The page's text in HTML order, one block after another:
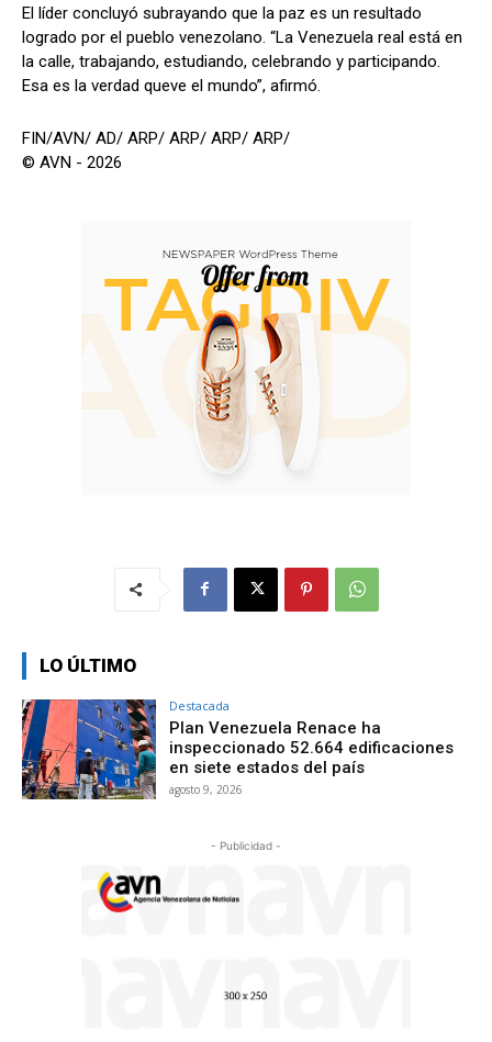
El líder concluyó subrayando que la paz es un resultado
logrado por el pueblo venezolano. “La Venezuela real está en
la calle, trabajando, estudiando, celebrando y participando.
Esa es la verdad queve el mundo”, afirmó.
FIN/AVN/ AD/ ARP/ ARP/ ARP/ ARP/
© AVN - 2026
LO ÚLTIMO
Destacada
Plan Venezuela Renace ha
inspeccionado 52.664 edificaciones
en siete estados del país
agosto 9, 2026
- Publicidad -